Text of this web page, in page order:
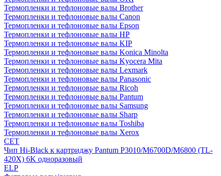
Термопленки и тефлоновые валы Brother
Термопленки и тефлоновые валы Canon
Термопленки и тефлоновые валы Epson
Термопленки и тефлоновые валы HP
Термопленки и тефлоновые валы KIP
Термопленки и тефлоновые валы Konica Minolta
Термопленки и тефлоновые валы Kyocera Mita
Термопленки и тефлоновые валы Lexmark
Термопленки и тефлоновые валы Panasonic
Термопленки и тефлоновые валы Ricoh
Термопленки и тефлоновые валы Pantum
Термопленки и тефлоновые валы Samsung
Термопленки и тефлоновые валы Sharp
Термопленки и тефлоновые валы Toshiba
Термопленки и тефлоновые валы Xerox
CET
Чип Hi-Black к картриджу Pantum P3010/M6700D/M6800 (TL-
420X) 6K одноразовый
ELP